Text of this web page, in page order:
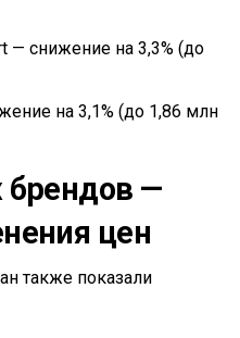
— снижение на 3,3% (до
на 3,1% (до 1,86 млн
—
цен
также показали